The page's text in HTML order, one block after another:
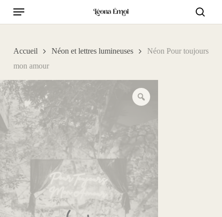
Menu
Accueil Néon et lettres lumineuses
Néon Pour toujours
mon amour